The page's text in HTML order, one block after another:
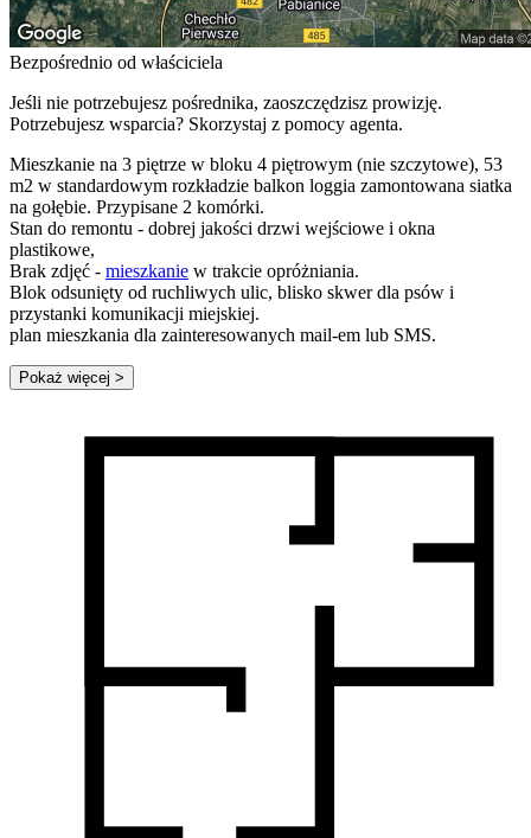
Bezpośrednio od właściciela
Jeśli nie potrzebujesz pośrednika, zaoszczędzisz prowizję.
Potrzebujesz wsparcia? Skorzystaj z pomocy agenta.
Mieszkanie na 3 piętrze w bloku 4 piętrowym (nie szczytowe), 53
m2 w standardowym rozkładzie balkon loggia zamontowana siatka
na gołębie. Przypisane 2 komórki.
Stan do remontu - dobrej jakości drzwi wejściowe i okna
plastikowe,
Brak zdjęć - mieszkanie w trakcie opróżniania.
Blok odsunięty od ruchliwych ulic, blisko skwer dla psów i
przystanki komunikacji miejskiej.
plan mieszkania dla zainteresowanych mail-em lub SMS.
Pokaż więcej >